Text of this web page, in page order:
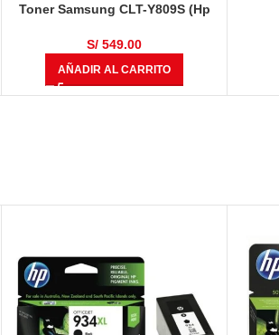
Toner Samsung CLT-Y809S (Hp
S/ 549.00
AÑADIR AL CARRITO